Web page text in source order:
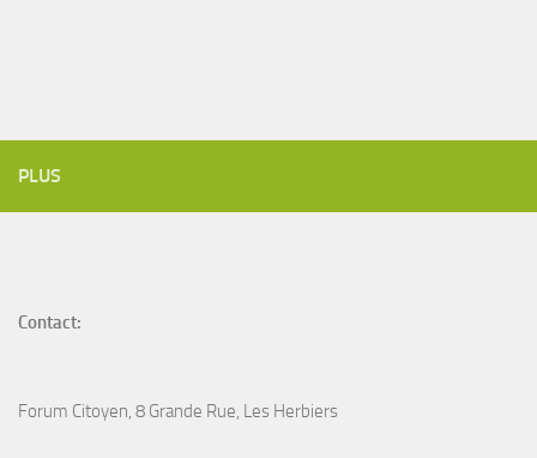
PLUS
Contact:
Forum Citoyen, 8 Grande Rue, Les Herbiers